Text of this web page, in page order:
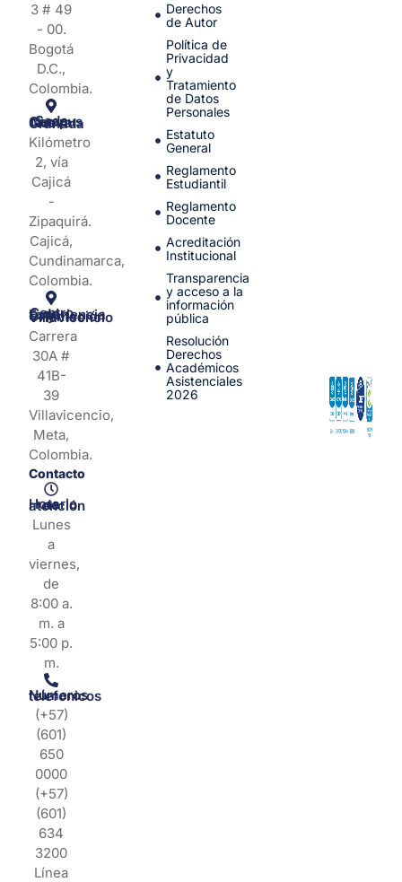
3 # 49
- 00.
Bogotá
D.C.,
Colombia.
Sede Campus Nueva Granada
Kilómetro
2, vía
Cajicá
-
Zipaquirá.
Cajicá,
Cundinamarca,
Colombia.
Centro de Experiencia y Orientación Villavicencio
Carrera
30A #
41B-
39
Villavicencio,
Meta,
Colombia.
Contacto
Horario de atención
Lunes
a
viernes,
de
8:00 a.
m. a
5:00 p.
m.
Números telefonicos
(+57)
(601)
650
0000
(+57)
(601)
634
3200
Línea
Derechos
de Autor
Política de
Privacidad
y
Tratamiento
de Datos
Personales
Estatuto
General
Reglamento
Estudiantil
Reglamento
Docente
Acreditación
Institucional
Transparencia
y acceso a la
información
pública
Resolución
Derechos
Académicos
Asistenciales
2026